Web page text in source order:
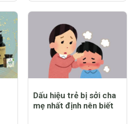
Dấu hiệu trẻ bị sởi cha
mẹ nhất định nên biết